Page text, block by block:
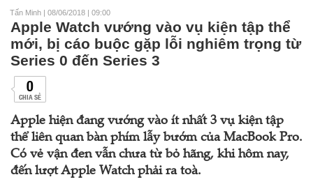
Tấn Minh | 08/06/2018 | 09:00
Apple Watch vướng vào vụ kiện tập thể
mới, bị cáo buộc gặp lỗi nghiêm trọng từ
Series 0 đến Series 3
0
CHIA SẺ
Apple hiện đang vướng vào ít nhất 3 vụ kiện tập
thể liên quan bàn phím lẫy bướm của MacBook Pro.
Có vẻ vận đen vẫn chưa từ bỏ hãng, khi hôm nay,
đến lượt Apple Watch phải ra toà.